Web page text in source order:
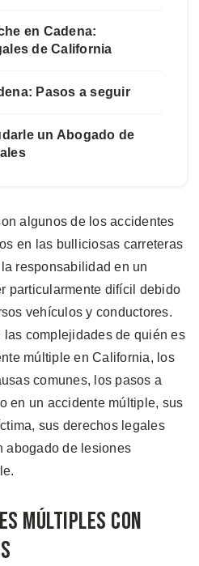
en Cadena:
de California
Pasos a seguir
un Abogado de
algunos de los accidentes
en las bulliciosas carreteras
responsabilidad en un
particularmente difícil debido
vehículos y conductores.
las complejidades de quién es
múltiple en California, los
comunes, los pasos a
en un accidente múltiple, sus
sus derechos legales
abogado de lesiones
Múltiples con